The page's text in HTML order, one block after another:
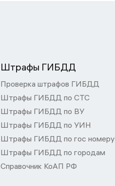
Штрафы ГИБДД
Проверка штрафов ГИБДД
Штрафы ГИБДД по СТС
Штрафы ГИБДД по ВУ
Штрафы ГИБДД по УИН
Штрафы ГИБДД по гос номеру
Штрафы ГИБДД по городам
Справочник КоАП РФ